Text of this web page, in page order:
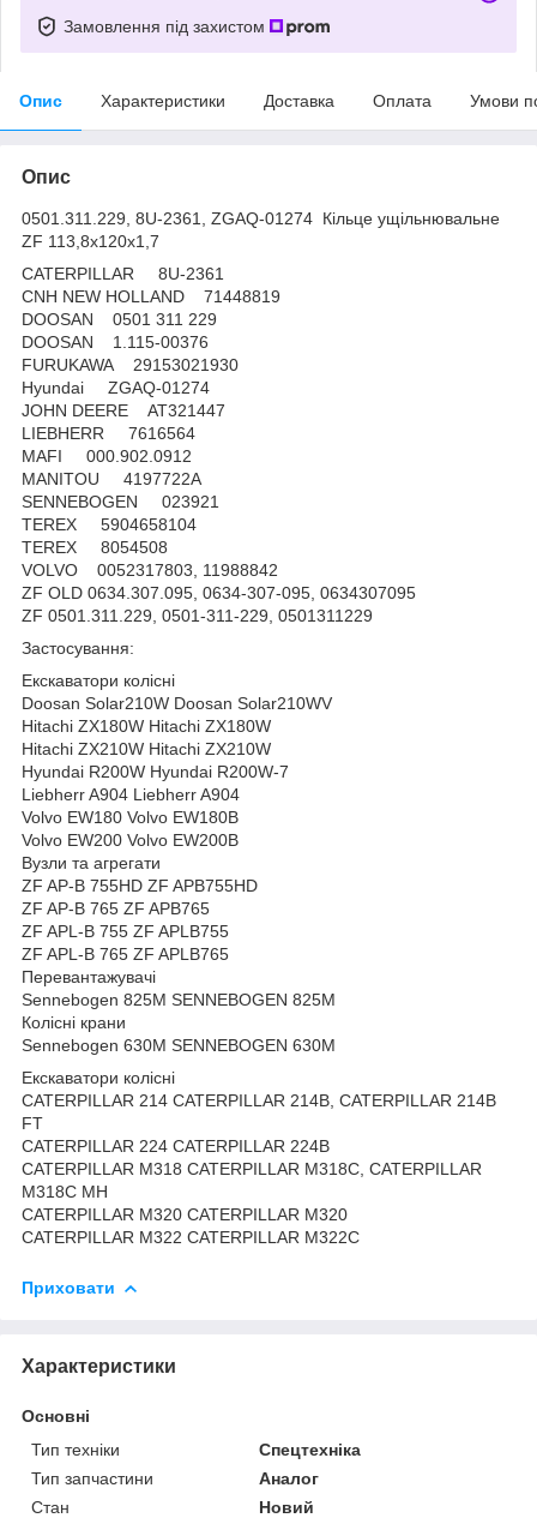
Замовлення під захистом
Опис Характеристики Доставка Оплата Умови
Опис
0501.311.229, 8U-2361, ZGAQ-01274 Кільце ущільнювальне
ZF 113,8х120х1,7
CATERPILLAR 8U-2361
CNH NEW HOLLAND 71448819
DOOSAN 0501 311 229
DOOSAN 1.115-00376
FURUKAWA 29153021930
Hyundai ZGAQ-01274
JOHN DEERE AT321447
LIEBHERR 7616564
MAFI 000.902.0912
MANITOU 4197722A
SENNEBOGEN 023921
TEREX 5904658104
TEREX 8054508
VOLVO 0052317803, 11988842
ZF OLD 0634.307.095, 0634-307-095, 0634307095
ZF 0501.311.229, 0501-311-229, 0501311229
Застосування:
Екскаватори колісні
Doosan Solar210W Doosan Solar210WV
Hitachi ZX180W Hitachi ZX180W
Hitachi ZX210W Hitachi ZX210W
Hyundai R200W Hyundai R200W-7
Liebherr A904 Liebherr A904
Volvo EW180 Volvo EW180B
Volvo EW200 Volvo EW200B
Вузли та агрегати
ZF AP-B 755HD ZF APB755HD
ZF AP-B 765 ZF APB765
ZF APL-B 755 ZF APLB755
ZF APL-B 765 ZF APLB765
Перевантажувачі
Sennebogen 825M SENNEBOGEN 825M
Колісні крани
Sennebogen 630M SENNEBOGEN 630M
Екскаватори колісні
CATERPILLAR 214 CATERPILLAR 214B, CATERPILLAR 214B
FT
CATERPILLAR 224 CATERPILLAR 224B
CATERPILLAR M318 CATERPILLAR M318C, CATERPILLAR
M318C MH
CATERPILLAR M320 CATERPILLAR M320
CATERPILLAR M322 CATERPILLAR M322C
Приховати
Характеристики
Основні
Тип техніки
Спецтехніка
Тип запчастини
Аналог
Стан
Новий